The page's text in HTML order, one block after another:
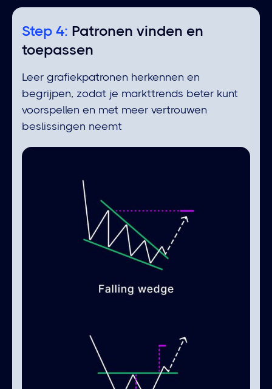
Step 4: ⁠Patronen vinden en
toepassen
Leer grafiekpatronen herkennen en
begrijpen, zodat je markttrends beter kunt
voorspellen en met meer vertrouwen
beslissingen neemt